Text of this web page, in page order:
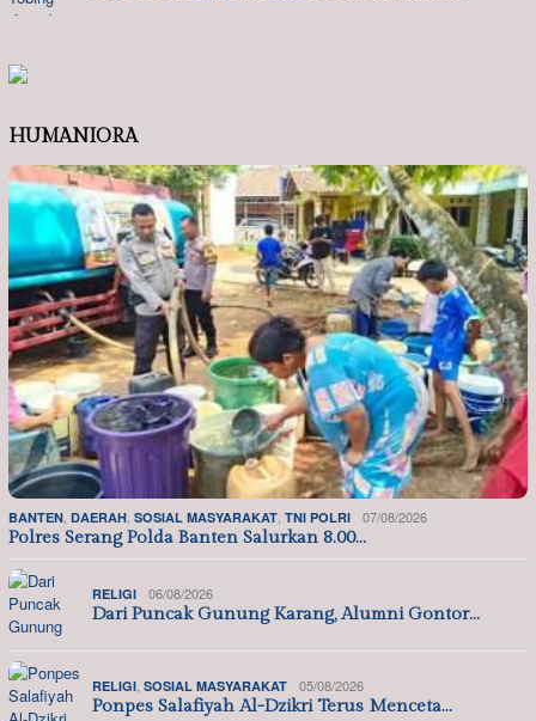
HUMANIORA
BANTEN DAERAH SOSIAL MASYARAKAT TNI POLRI 07/08/2026
Polres Serang Polda Banten Salurkan 8.00…
RELIGI 06/08/2026
Dari Puncak Gunung Karang, Alumni Gontor…
RELIGI SOSIAL MASYARAKAT 05/08/2026
Ponpes Salafiyah Al-Dzikri Terus Menceta…